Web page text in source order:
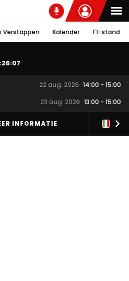
Verstappen Kalender F1-stand
:26:06
22 aug. 2026 14:00 - 15:00
23 aug. 2026 13:00 - 15:00
INFORMATIE